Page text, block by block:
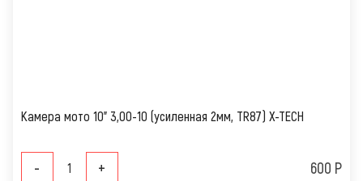
Камера мото 10" 3,00-10 (усиленная 2мм, TR87) X-TECH
- + 600 Р